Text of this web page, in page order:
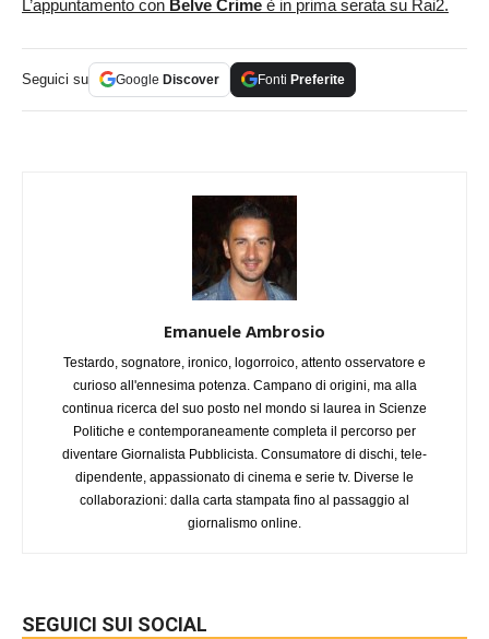
L’appuntamento con Belve Crime è in prima serata su Rai2.
Seguici su Google Discover Fonti Preferite
Emanuele Ambrosio
Testardo, sognatore, ironico, logorroico, attento osservatore e
curioso all'ennesima potenza. Campano di origini, ma alla
continua ricerca del suo posto nel mondo si laurea in Scienze
Politiche e contemporaneamente completa il percorso per
diventare Giornalista Pubblicista. Consumatore di dischi, tele-
dipendente, appassionato di cinema e serie tv. Diverse le
collaborazioni: dalla carta stampata fino al passaggio al
giornalismo online.
SEGUICI SUI SOCIAL